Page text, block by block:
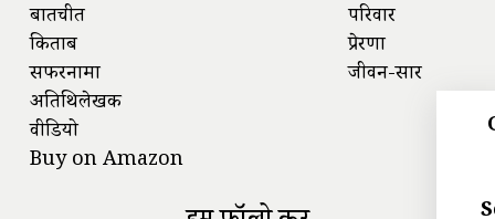
बातचीत
किताबें
सफरनामा
अतिथिलेखक
वीडियो
Buy on Amazon
परिवार
प्रेरणा
जीवन-सार